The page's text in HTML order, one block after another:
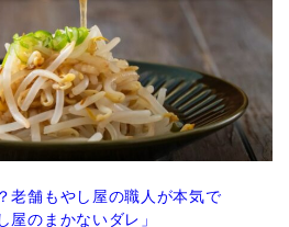
老舗もやし屋の職人が本気で
のまかないダレ」